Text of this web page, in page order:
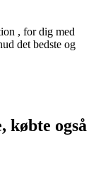
, for dig med
det bedste og
købte også